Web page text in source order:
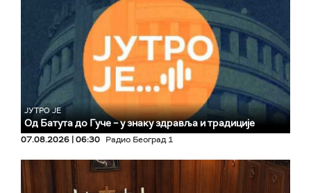
ЈУТРО ЈЕ
Од Батута до Гуче – у знаку здравља и традиције
07.08.2026 | 06:30 Радио Београд 1